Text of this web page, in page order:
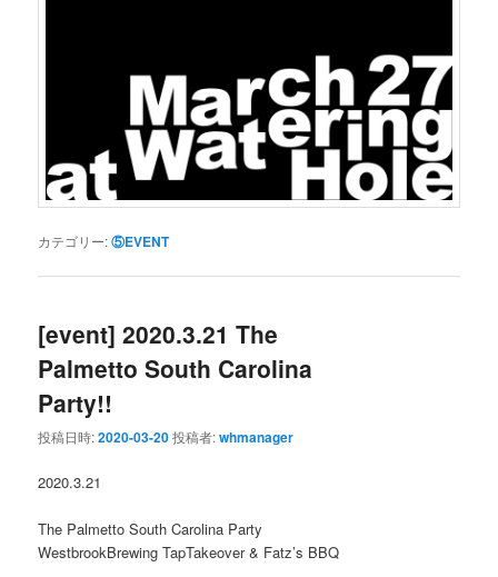
カテゴリー:⑤EVENT
[event] 2020.3.21 The
Palmetto South Carolina
Party!!
投稿日時:2020-03-20投稿者:whmanager
2020.3.21
The Palmetto South Carolina Party
WestbrookBrewing TapTakeover & Fatz’s BBQ